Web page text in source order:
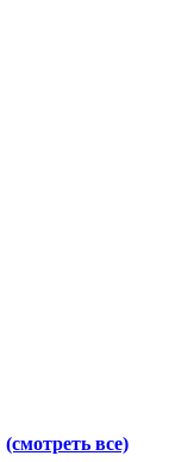
(смотреть все)